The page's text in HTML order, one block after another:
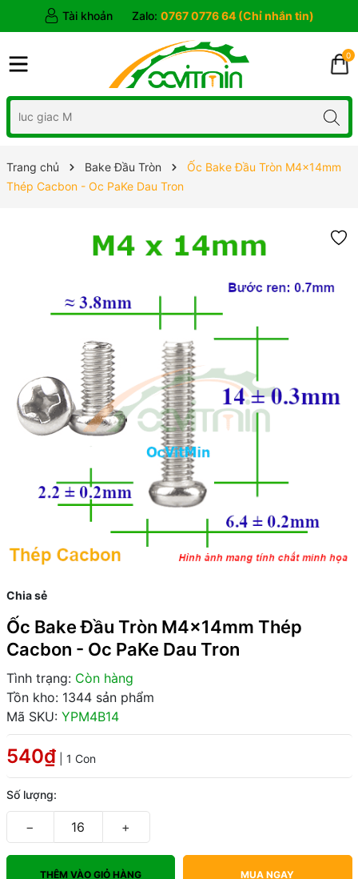
Tài khoản Zalo: 0767 0776 64 (Chỉ nhắn tin)
0
Trang chủ Bake Đầu Tròn
Ốc Bake Đầu Tròn M4x14mm
Thép Cacbon - Oc PaKe Dau Tron
Chia sẻ
Ốc Bake Đầu Tròn M4x14mm Thép
Cacbon - Oc PaKe Dau Tron
Tình trạng: Còn hàng
Tồn kho: 1344 sản phẩm
Mã SKU: YPM4B14
540₫ | 1 Con
Số lượng:
− +
THÊM VÀO GIỎ HÀNG MUA NGAY